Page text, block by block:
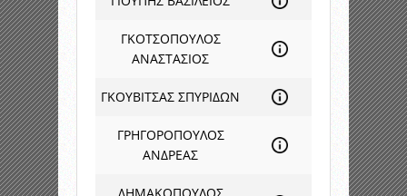
ΓΚΟΤΣΟΠΟΥΛΟΣ
ΑΝΑΣΤΑΣΙΟΣ
ΓΚΟΥΒΙΤΣΑΣ ΣΠΥΡΙΔΩΝ
ΓΡΗΓΟΡΟΠΟΥΛΟΣ
ΑΝΔΡΕΑΣ